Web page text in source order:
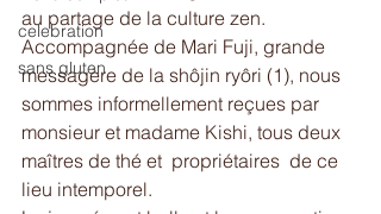
celebration
sans gluten
au partage de la culture zen.
Accompagnée de Mari Fuji, grande
messagère de la shôjin ryôri (1), nous
sommes informellement reçues par
monsieur et madame Kishi, tous deux
maîtres de thé et  propriétaires  de ce
lieu intemporel.